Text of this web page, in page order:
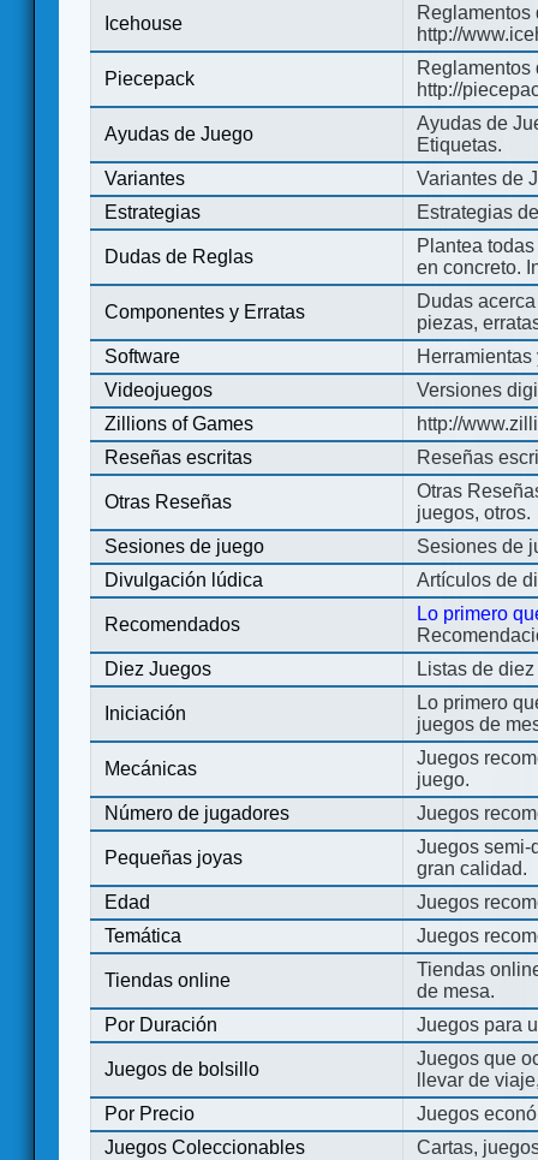
Icehouse
Reglamentos
http://
Piecepack
Reglamentos
http://
Ayudas de Juego
Ayudas de
Etiquetas.
Variantes
Variantes de
Estrategias
Estrategias
Dudas de Reglas
Plantea
en concreto.
Componentes y Erratas
Dudas
piezas,
Software
Videojuegos
Versiones
Zillions of Games
http://
Reseñas escritas
Reseñas
Otras Reseñas
Otras
juegos, otros.
Sesiones de juego
Sesiones de
Divulgación lúdica
Artículos de
Recomendados
Lo primero
Diez Juegos
Listas de
Iniciación
Lo primero
juegos de
Mecánicas
Juegos
juego.
Número de jugadores
Juegos
Pequeñas joyas
Juegos semi-
gran calidad.
Edad
Juegos
Temática
Juegos
Tiendas online
Tiendas
de mesa.
Por Duración
Juegos para
Juegos de bolsillo
Juegos que
llevar de
Por Precio
Juegos
Juegos Coleccionables
Cartas,